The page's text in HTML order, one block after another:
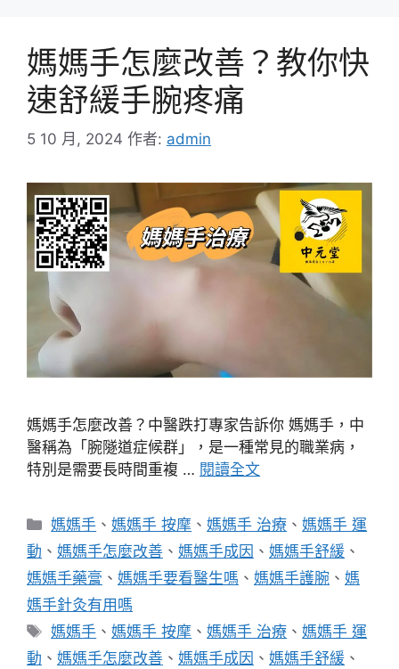
媽媽手怎麼改善？教你快
速舒緩手腕疼痛
5 10 月, 2024 作者: admin
媽媽手怎麼改善？中醫跌打專家告訴你 媽媽手，中
醫稱為「腕隧道症候群」，是一種常見的職業病，
特別是需要長時間重複 … 閱讀全文
分
類
媽媽手 、媽媽手 按摩 、媽媽手 治療 、媽媽手 運
動 、 媽媽手怎麼改善 、 媽媽手成因 、 媽媽手舒緩 、
媽媽手藥膏 、 媽媽手要看醫生嗎 、 媽媽手護腕 、 媽
媽手針灸有用嗎
標
籤
媽媽手 、媽媽手 按摩 、媽媽手 治療 、媽媽手 運
動 、 媽媽手怎麼改善 、 媽媽手成因 、 媽媽手舒緩 、